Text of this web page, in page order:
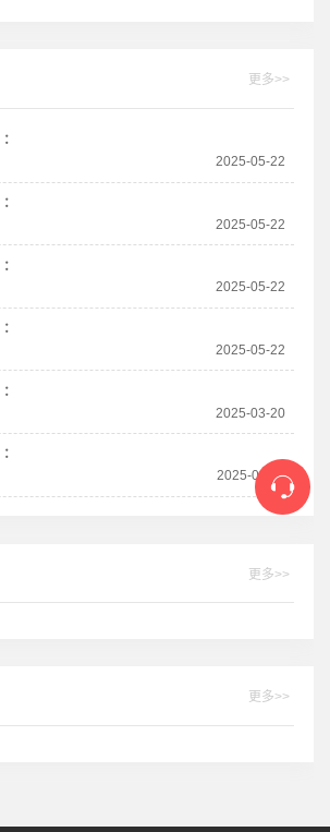
更多>>
：
2025-05-22
：
2025-05-22
：
2025-05-22
：
2025-05-22
：
2025-03-20
：
2025-03-11
更多>>
更多>>